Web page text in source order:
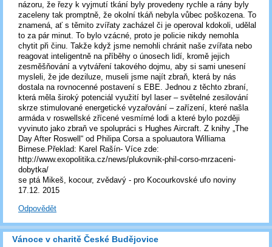
názoru, že řezy k vyjmutí tkání byly provedeny rychle a rány byly
zaceleny tak promptně, že okolní tkáň nebyla vůbec poškozena. To
znamená, ať s těmito zvířaty zacházel či je operoval kdokoli, udělal
to za pár minut. To bylo vzácné, proto je policie nikdy nemohla
chytit při činu. Takže když jsme nemohli chránit naše zvířata nebo
reagovat inteligentně na příběhy o únosech lidí, kromě jejich
zesměšňování a vytváření takového dojmu, aby si sami unesení
mysleli, že jde deziluze, museli jsme najít zbraň, která by nás
dostala na rovnocenné postavení s EBE. Jednou z těchto zbraní,
která měla široký potenciál využití byl laser – světelné zesilování
skrze stimulované energetické vyzařování – zařízení, které našla
armáda v roswellské zřícené vesmírné lodi a které bylo později
vyvinuto jako zbraň ve spolupráci s Hughes Aircraft. Z knihy „The
Day After Roswell“ od Philipa Corsa a spoluautora Williama
Birnese.Překlad: Karel Rašín- Více zde:
http://www.exopolitika.cz/news/plukovnik-phil-corso-mrzaceni-
dobytka/
se ptá Mikeš, kocour, zvědavý - pro Kocourkovské ufo noviny
17.12. 2015
Odpovědět
Vánoce v charitě České Budějovice